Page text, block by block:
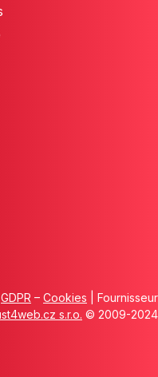
GDPR – Cookies | Fournisseur
s.r.o. © 2009-2024